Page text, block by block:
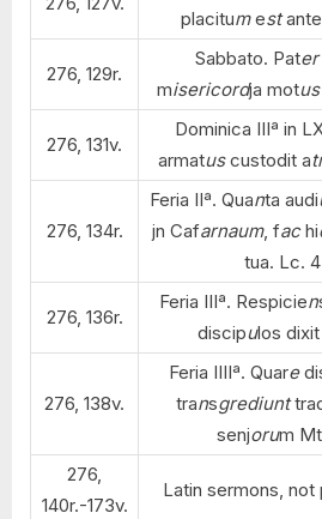
placitumestante
276, 129r.
Sabbato. Pater
misericordja motus
276, 131v.
Dominica IIIª in
armatuscustodit a
276, 134r.
Feria IIª. Quanta audi
jn Cafarnaum, fachi
tua. Lc. 4
276, 136r.
Feria IIIª. Respicien
discipulos dixit
276, 138v.
Feria IIIIª. Quare
transgrediunt
senjorum
276,
140r.-173v.
Latin sermons, not